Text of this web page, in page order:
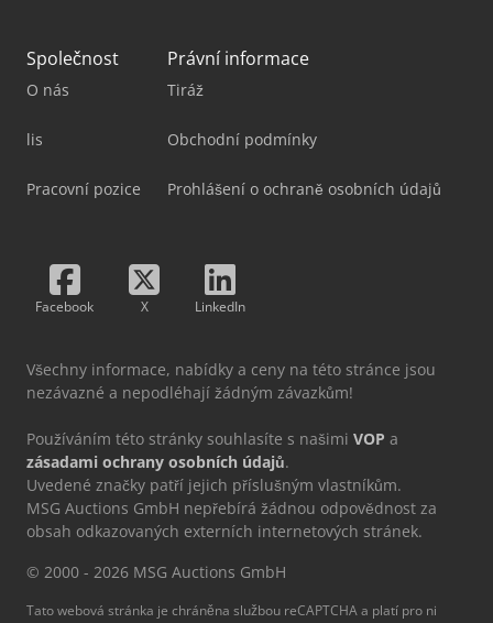
Společnost
O nás
lis
Pracovní pozice
Právní informace
Tiráž
Obchodní podmínky
Prohlášení o ochraně osobních údajů
Facebook X LinkedIn
Všechny informace, nabídky a ceny na této stránce jsou
nezávazné a nepodléhají žádným závazkům!
Používáním této stránky souhlasíte s našimi VOP a
zásadami ochrany osobních údajů.
Uvedené značky patří jejich příslušným vlastníkům.
MSG Auctions GmbH nepřebírá žádnou odpovědnost za
obsah odkazovaných externích internetových stránek.
© 2000 - 2026 MSG Auctions GmbH
Tato webová stránka je chráněna službou reCAPTCHA a platí pro ni